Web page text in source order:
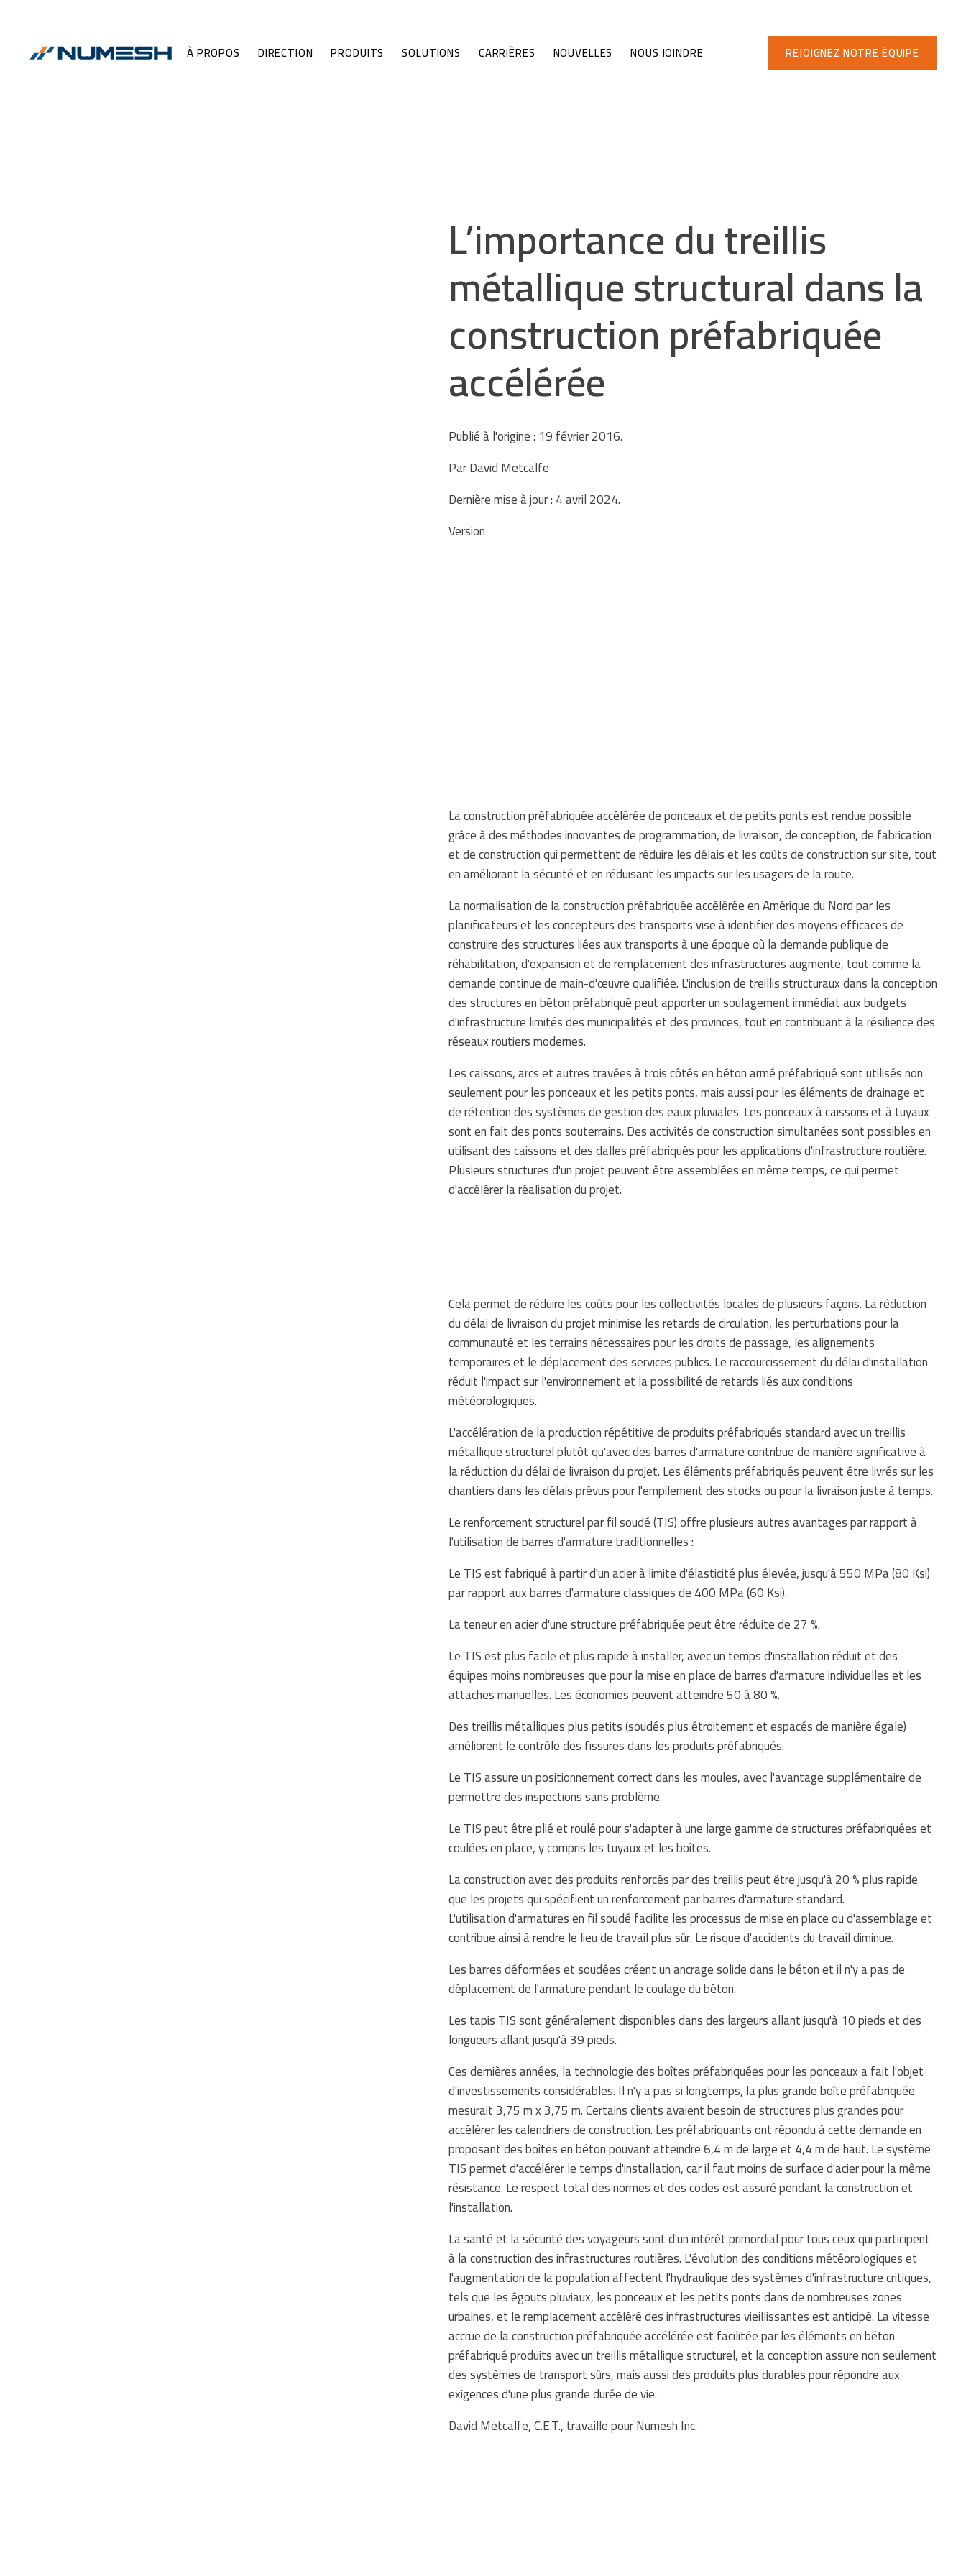
À PROPOS DIRECTION PRODUITS SOLUTIONS CARRIÈRES NOUVELLES NOUS JOINDRE REJOIGNEZ NOTRE ÉQUIPE
L’importance du treillis
métallique structural dans la
construction préfabriquée
accélérée
Publié à l'origine : 19 février 2016.
Par David Metcalfe
Dernière mise à jour : 4 avril 2024.
Version
La construction préfabriquée accélérée de ponceaux et de petits ponts est rendue possible
grâce à des méthodes innovantes de programmation, de livraison, de conception, de fabrication
et de construction qui permettent de réduire les délais et les coûts de construction sur site, tout
en améliorant la sécurité et en réduisant les impacts sur les usagers de la route.
La normalisation de la construction préfabriquée accélérée en Amérique du Nord par les
planificateurs et les concepteurs des transports vise à identifier des moyens efficaces de
construire des structures liées aux transports à une époque où la demande publique de
réhabilitation, d'expansion et de remplacement des infrastructures augmente, tout comme la
demande continue de main-d'œuvre qualifiée. L'inclusion de treillis structuraux dans la conception
des structures en béton préfabriqué peut apporter un soulagement immédiat aux budgets
d'infrastructure limités des municipalités et des provinces, tout en contribuant à la résilience des
réseaux routiers modernes.
Les caissons, arcs et autres travées à trois côtés en béton armé préfabriqué sont utilisés non
seulement pour les ponceaux et les petits ponts, mais aussi pour les éléments de drainage et
de rétention des systèmes de gestion des eaux pluviales. Les ponceaux à caissons et à tuyaux
sont en fait des ponts souterrains. Des activités de construction simultanées sont possibles en
utilisant des caissons et des dalles préfabriqués pour les applications d'infrastructure routière.
Plusieurs structures d'un projet peuvent être assemblées en même temps, ce qui permet
d'accélérer la réalisation du projet.
Cela permet de réduire les coûts pour les collectivités locales de plusieurs façons. La réduction
du délai de livraison du projet minimise les retards de circulation, les perturbations pour la
communauté et les terrains nécessaires pour les droits de passage, les alignements
temporaires et le déplacement des services publics. Le raccourcissement du délai d'installation
réduit l'impact sur l'environnement et la possibilité de retards liés aux conditions
météorologiques.
L'accélération de la production répétitive de produits préfabriqués standard avec un treillis
métallique structurel plutôt qu'avec des barres d'armature contribue de manière significative à
la réduction du délai de livraison du projet. Les éléments préfabriqués peuvent être livrés sur les
chantiers dans les délais prévus pour l'empilement des stocks ou pour la livraison juste à temps.
Le renforcement structurel par fil soudé (TIS) offre plusieurs autres avantages par rapport à
l'utilisation de barres d'armature traditionnelles :
Le TIS est fabriqué à partir d'un acier à limite d'élasticité plus élevée, jusqu'à 550 MPa (80 Ksi)
par rapport aux barres d'armature classiques de 400 MPa (60 Ksi).
La teneur en acier d'une structure préfabriquée peut être réduite de 27 %.
Le TIS est plus facile et plus rapide à installer, avec un temps d'installation réduit et des
équipes moins nombreuses que pour la mise en place de barres d'armature individuelles et les
attaches manuelles. Les économies peuvent atteindre 50 à 80 %.
Des treillis métalliques plus petits (soudés plus étroitement et espacés de manière égale)
améliorent le contrôle des fissures dans les produits préfabriqués.
Le TIS assure un positionnement correct dans les moules, avec l'avantage supplémentaire de
permettre des inspections sans problème.
Le TIS peut être plié et roulé pour s'adapter à une large gamme de structures préfabriquées et
coulées en place, y compris les tuyaux et les boîtes.
La construction avec des produits renforcés par des treillis peut être jusqu'à 20 % plus rapide
que les projets qui spécifient un renforcement par barres d'armature standard.
L'utilisation d'armatures en fil soudé facilite les processus de mise en place ou d'assemblage et
contribue ainsi à rendre le lieu de travail plus sûr. Le risque d'accidents du travail diminue.
Les barres déformées et soudées créent un ancrage solide dans le béton et il n'y a pas de
déplacement de l'armature pendant le coulage du béton.
Les tapis TIS sont généralement disponibles dans des largeurs allant jusqu'à 10 pieds et des
longueurs allant jusqu'à 39 pieds.
Ces dernières années, la technologie des boîtes préfabriquées pour les ponceaux a fait l'objet
d'investissements considérables. Il n'y a pas si longtemps, la plus grande boîte préfabriquée
mesurait 3,75 m x 3,75 m. Certains clients avaient besoin de structures plus grandes pour
accélérer les calendriers de construction. Les préfabriquants ont répondu à cette demande en
proposant des boîtes en béton pouvant atteindre 6,4 m de large et 4,4 m de haut. Le système
TIS permet d'accélérer le temps d'installation, car il faut moins de surface d'acier pour la même
résistance. Le respect total des normes et des codes est assuré pendant la construction et
l'installation.
La santé et la sécurité des voyageurs sont d'un intérêt primordial pour tous ceux qui participent
à la construction des infrastructures routières. L'évolution des conditions météorologiques et
l'augmentation de la population affectent l'hydraulique des systèmes d'infrastructure critiques,
tels que les égouts pluviaux, les ponceaux et les petits ponts dans de nombreuses zones
urbaines, et le remplacement accéléré des infrastructures vieillissantes est anticipé. La vitesse
accrue de la construction préfabriquée accélérée est facilitée par les éléments en béton
préfabriqué produits avec un treillis métallique structurel, et la conception assure non seulement
des systèmes de transport sûrs, mais aussi des produits plus durables pour répondre aux
exigences d'une plus grande durée de vie.
David Metcalfe, C.E.T., travaille pour Numesh Inc.